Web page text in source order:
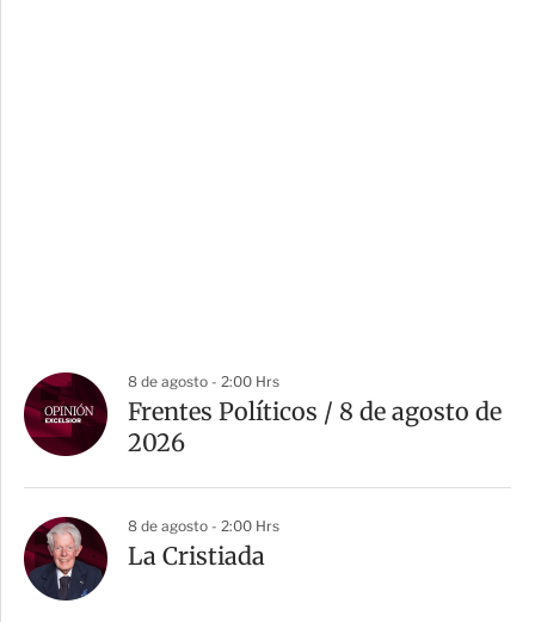
8 de agosto - 2:00 Hrs
Frentes Políticos / 8 de agosto de
2026
8 de agosto - 2:00 Hrs
La Cristiada